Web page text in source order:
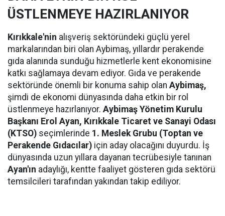
ÜSTLENMEYE HAZIRLANIYOR
Kırıkkale'nin alışveriş sektöründeki güçlü yerel
markalarından biri olan Aybimaş, yıllardır perakende
gıda alanında sunduğu hizmetlerle kent ekonomisine
katkı sağlamaya devam ediyor. Gıda ve perakende
sektöründe önemli bir konuma sahip olan Aybimaş,
şimdi de ekonomi dünyasında daha etkin bir rol
üstlenmeye hazırlanıyor. Aybimaş Yönetim Kurulu
Başkanı Erol Ayan, Kırıkkale Ticaret ve Sanayi Odası
(KTSO) seçimlerinde 1. Meslek Grubu (Toptan ve
Perakende Gıdacılar) için aday olacağını duyurdu. İş
dünyasında uzun yıllara dayanan tecrübesiyle tanınan
Ayan'ın adaylığı, kentte faaliyet gösteren gıda sektörü
temsilcileri tarafından yakından takip ediliyor.